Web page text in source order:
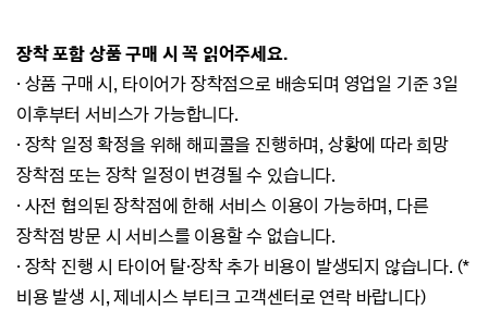
장착 포함 상품 구매 시 꼭 읽어주세요.
· 상품 구매 시, 타이어가 장착점으로 배송되며 영업일 기준 3일
이후부터 서비스가 가능합니다.
· 장착 일정 확정을 위해 해피콜을 진행하며, 상황에 따라 희망
장착점 또는 장착 일정이 변경될 수 있습니다.
· 사전 협의된 장착점에 한해 서비스 이용이 가능하며, 다른
장착점 방문 시 서비스를 이용할 수 없습니다.
· 장착 진행 시 타이어 탈·장착 추가 비용이 발생되지 않습니다. (*
비용 발생 시, 제네시스 부티크 고객센터로 연락 바랍니다)